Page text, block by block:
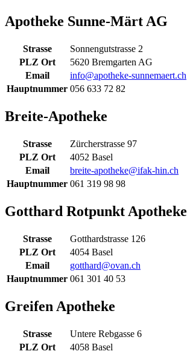
Apotheke Sunne-Märt AG
Strasse
Sonnengutstrasse 2
PLZ Ort
5620 Bremgarten AG
Email
info@apotheke-sunnemaert.ch
Hauptnummer 056 633 72 82
Breite-Apotheke
Strasse
Zürcherstrasse 97
PLZ Ort
4052 Basel
Email
breite-apotheke@ifak-hin.ch
Hauptnummer 061 319 98 98
Gotthard Rotpunkt Apotheke
Strasse
Gotthardstrasse 126
PLZ Ort
4054 Basel
Email
gotthard@ovan.ch
Hauptnummer 061 301 40 53
Greifen Apotheke
Strasse
Untere Rebgasse 6
PLZ Ort
4058 Basel